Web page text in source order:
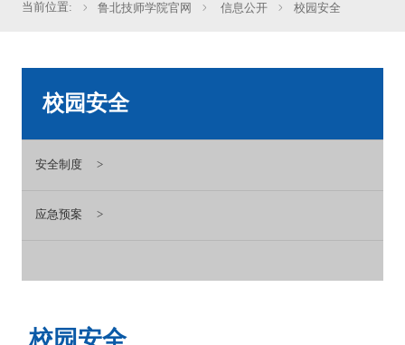
当前位置: 鲁北技师学院官网 信息公开 校园安全
校园安全
安全制度
应急预案